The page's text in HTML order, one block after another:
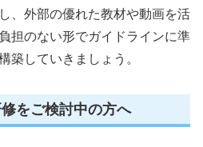
、外部の優れた教材や動画を活
担のない形でガイドラインに準
築していきましょう。
をご検討中の方へ